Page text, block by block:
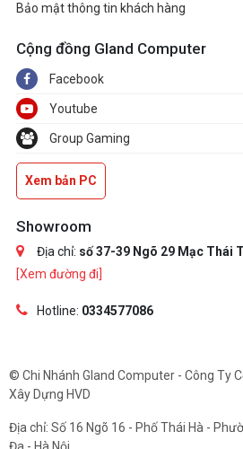
Bảo mật thông tin khách hàng
Cộng đồng Gland Computer
Facebook
Youtube
Group Gaming
Xem bản PC
Showroom
Địa chỉ: số 37-39 Ngõ 29 Mạc Thái
[Xem đường đi]
Hotline: 0334577086
© Chi Nhánh Gland Computer - Công Ty
Xây Dựng HVD
Địa chỉ: Số 16 Ngõ 16 - Phố Thái Hà -